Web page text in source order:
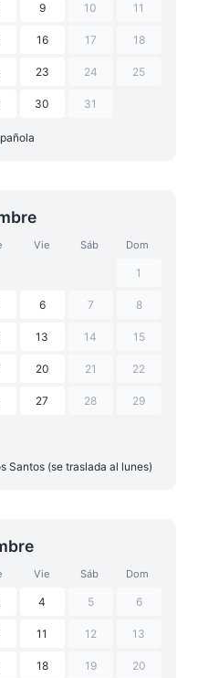
9 10 11
16 17 18
23 24 25
30 31
Vie Sáb Dom
1
6 7 8
13 14 15
20 21 22
27 28 29
Santos (se traslada al lunes)
Vie Sáb Dom
4 5 6
11 12 13
18 19 20